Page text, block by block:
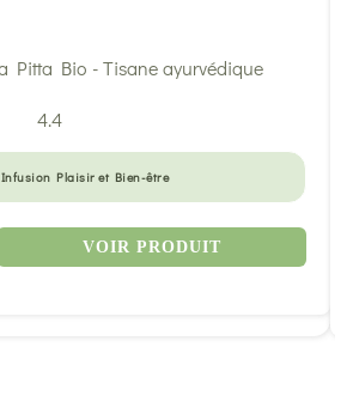
4.4
Infusion Plaisir et Bien-être
VOIR PRODUIT